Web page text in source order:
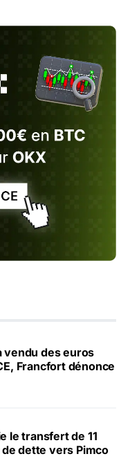
vendu des euros
Francfort dénonce
le transfert de 11
dette vers Pimco